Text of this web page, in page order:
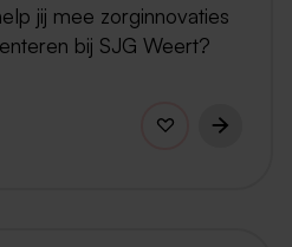
jij mee zorginnovaties
bij SJG Weert?